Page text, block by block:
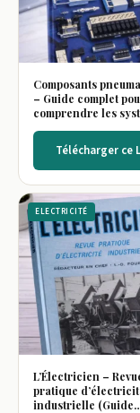
Composants
– Guide complet
comprendre les
Télécharger ce
ELECTRICITÉ
L’Électricien –
pratique
industrielle (Guide